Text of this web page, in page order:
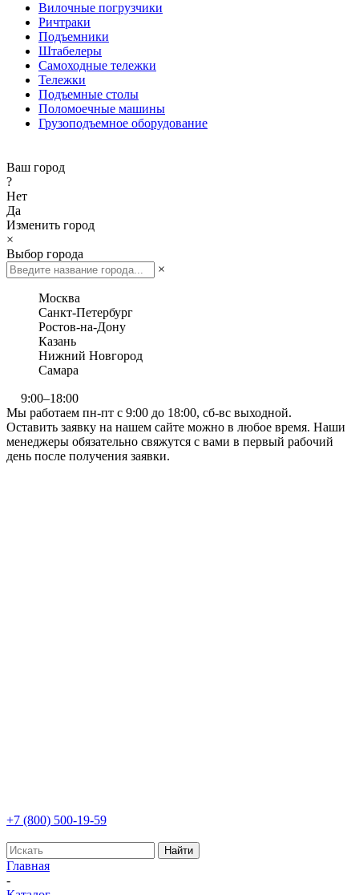
Вилочные погрузчики
Ричтраки
Подъемники
Штабелеры
Самоходные тележки
Тележки
Подъемные столы
Поломоечные машины
Грузоподъемное оборудование
Ваш город
?
Нет
Да
Изменить город
×
Выбор города
×
Москва
Санкт-Петербург
Ростов-на-Дону
Казань
Нижний Новгород
Самара
9:00–18:00
Мы работаем пн-пт с 9:00 до 18:00, сб-вс выходной.
Оставить заявку на нашем сайте можно в любое время. Наши
менеджеры обязательно свяжутся с вами в первый рабочий
день после получения заявки.
+7 (800) 500-19-59
Найти
Главная
-